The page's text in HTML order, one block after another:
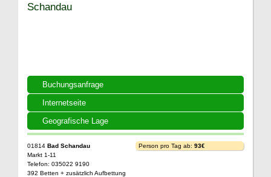
Buchungsanfrage
Internetseite
Geografische Lage
Schandau
01814 Bad Schandau
Markt 1-11
Telefon: 035022 9190
392 Betten + zusätzlich Aufbettung
Person pro Tag ab: 93€